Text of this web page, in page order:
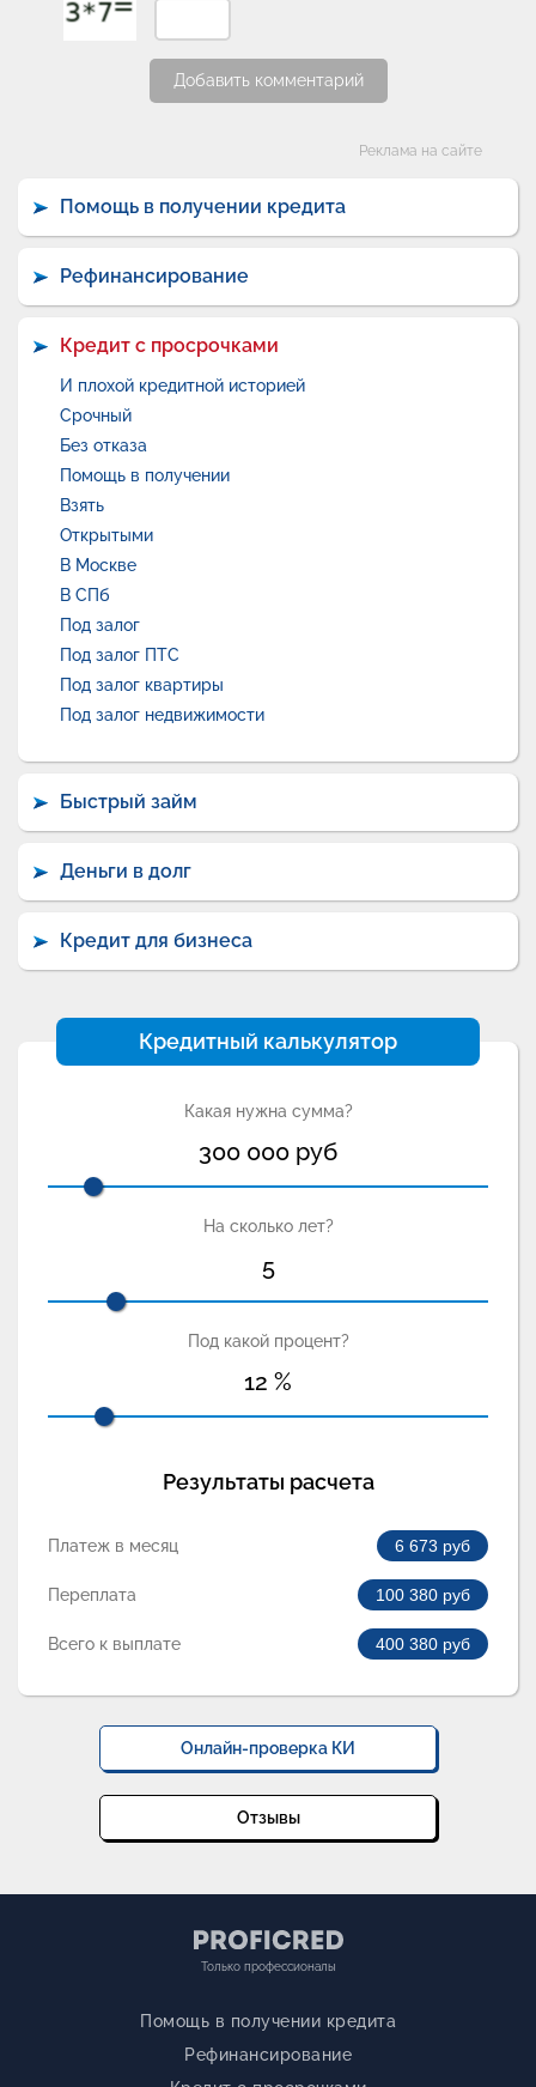
Добавить комментарий
Реклама на сайте
Помощь в получении кредита
Рефинансирование
Кредит с просрочками
И плохой кредитной историей
Срочный
Без отказа
Помощь в получении
Взять
Открытыми
В Москве
В СПб
Под залог
Под залог ПТС
Под залог квартиры
Под залог недвижимости
Быстрый займ
Деньги в долг
Кредит для бизнеса
Кредитный калькулятор
Какая нужна сумма?
300 000 руб
На сколько лет?
5
Под какой процент?
12 %
Результаты расчета
Платеж в месяц 6 673 руб
Переплата 100 380 руб
Всего к выплате 400 380 руб
Онлайн-проверка КИ
Отзывы
Только профессионалы
Помощь в получении кредита
Рефинансирование